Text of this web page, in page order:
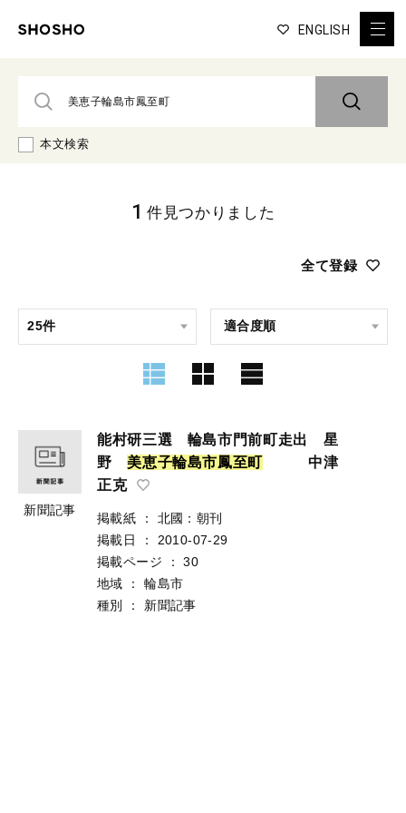
ENGLISH
本文検索
全て登録
1 件見つかりました
新聞記事
能村研三選 輪島市門前町走出 星
野 美恵子輪島市鳳至町 中津
正克
掲載紙 ：
北國：朝刊
掲載日
：
2010-07-29
掲載ページ
：
30
地域
：
輪島市
種別
： 新聞記事